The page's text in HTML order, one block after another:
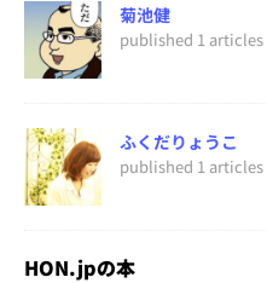
菊池健
published 1 articles
ふくだりょうこ
published 1 articles
HON.jpの本